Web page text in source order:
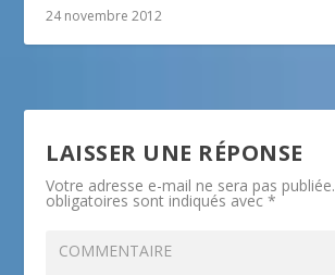
24 novembre 2012
LAISSER UNE RÉPONSE
Votre adresse e-mail ne sera pas publiée.
obligatoires sont indiqués avec*